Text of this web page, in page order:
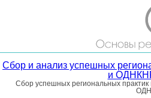
Сбор и анализ успешных
и
Сбор успешных региональных